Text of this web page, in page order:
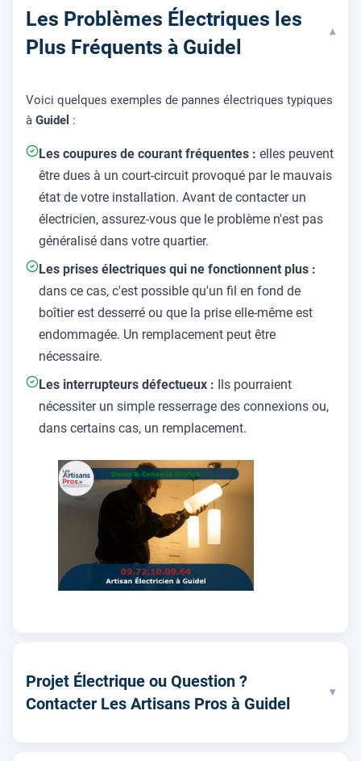
Les Problèmes Électriques les
Plus Fréquents à Guidel
▾
Voici quelques exemples de pannes électriques typiques
à Guidel :
Les coupures de courant fréquentes : elles peuvent
être dues à un court-circuit provoqué par le mauvais
état de votre installation. Avant de contacter un
électricien, assurez-vous que le problème n'est pas
généralisé dans votre quartier.
Les prises électriques qui ne fonctionnent plus :
dans ce cas, c'est possible qu'un fil en fond de
boîtier est desserré ou que la prise elle-même est
endommagée. Un remplacement peut être
nécessaire.
Les interrupteurs défectueux : Ils pourraient
nécessiter un simple resserrage des connexions ou,
dans certains cas, un remplacement.
Projet Électrique ou Question ?
Contacter Les Artisans Pros à Guidel
▾